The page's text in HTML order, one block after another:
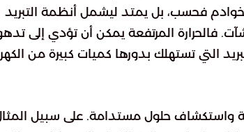
فحسب، بل يمتد ليشمل أنظمة التبريد
فالحرارة المرتفعة يمكن أن تؤدي إلى
التي تستهلك بدورها كميات كبيرة من
واستكشاف حلول مستدامة. على سبيل